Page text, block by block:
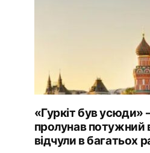
«Гуркіт був усюди»
пролунав потужний
відчули в багатьох